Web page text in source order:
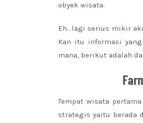
obyek wisata.
Eh…lagi serius mikir
Kan itu informasi yang
mana, berikut adalah
Tempat wisata
strategis yaitu berada